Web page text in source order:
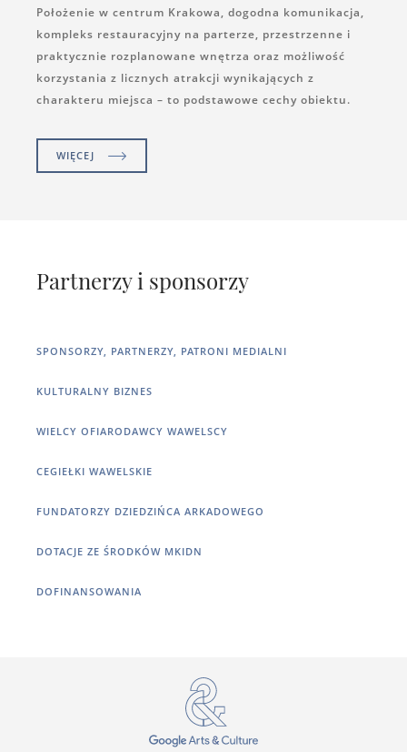
Położenie w centrum Krakowa, dogodna komunikacja,
kompleks restauracyjny na parterze, przestrzenne i
praktycznie rozplanowane wnętrza oraz możliwość
korzystania z licznych atrakcji wynikających z
charakteru miejsca – to podstawowe cechy obiektu.
WIĘCEJ
Partnerzy i sponsorzy
SPONSORZY, PARTNERZY, PATRONI MEDIALNI
KULTURALNY BIZNES
WIELCY OFIARODAWCY WAWELSCY
CEGIEŁKI WAWELSKIE
FUNDATORZY DZIEDZIŃCA ARKADOWEGO
DOTACJE ZE ŚRODKÓW MKIDN
DOFINANSOWANIA